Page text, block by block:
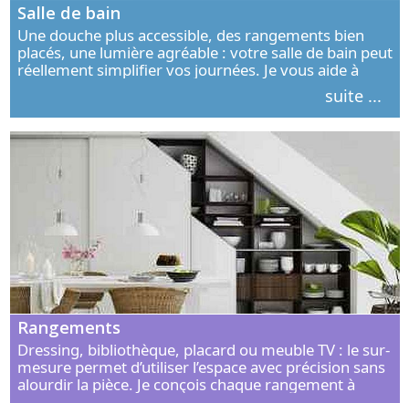
Salle de bain
Une douche plus accessible, des rangements bien
placés, une lumière agréable : votre salle de bain peut
réellement simplifier vos journées. Je vous aide à
concevoir un espace élégant, confortable et adapté à
suite ...
Rangements
Dressing, bibliothèque, placard ou meuble TV : le sur-
mesure permet d’utiliser l’espace avec précision sans
alourdir la pièce. Je conçois chaque rangement à